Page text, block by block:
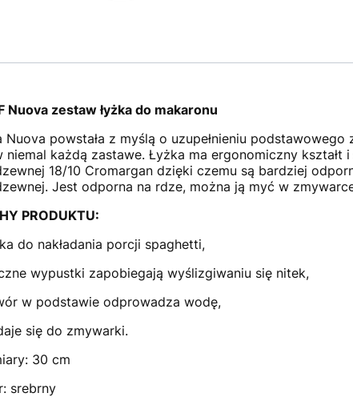
Nuova zestaw łyżka do makaronu
Nuova powstała z myślą o uzupełnieniu
niemal każdą zastawe. Łyżka ma ergonomiczny
18/10 Cromargan dzięki czemu są bardziej
Jest odporna na rdze, można ją myć w
PRODUKTU:
do nakładania porcji spaghetti,
wypustki zapobiegają wyślizgiwaniu się nitek,
w podstawie odprowadza wodę,
się do zmywarki.
30 cm
srebrny